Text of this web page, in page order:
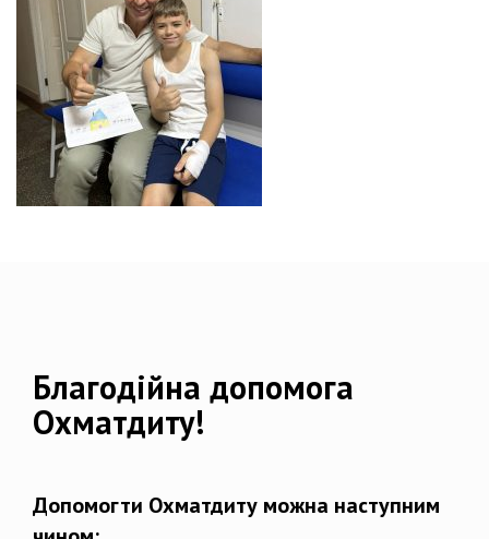
Благодійна допомога
Охматдиту!
Допомогти Охматдиту можна наступним